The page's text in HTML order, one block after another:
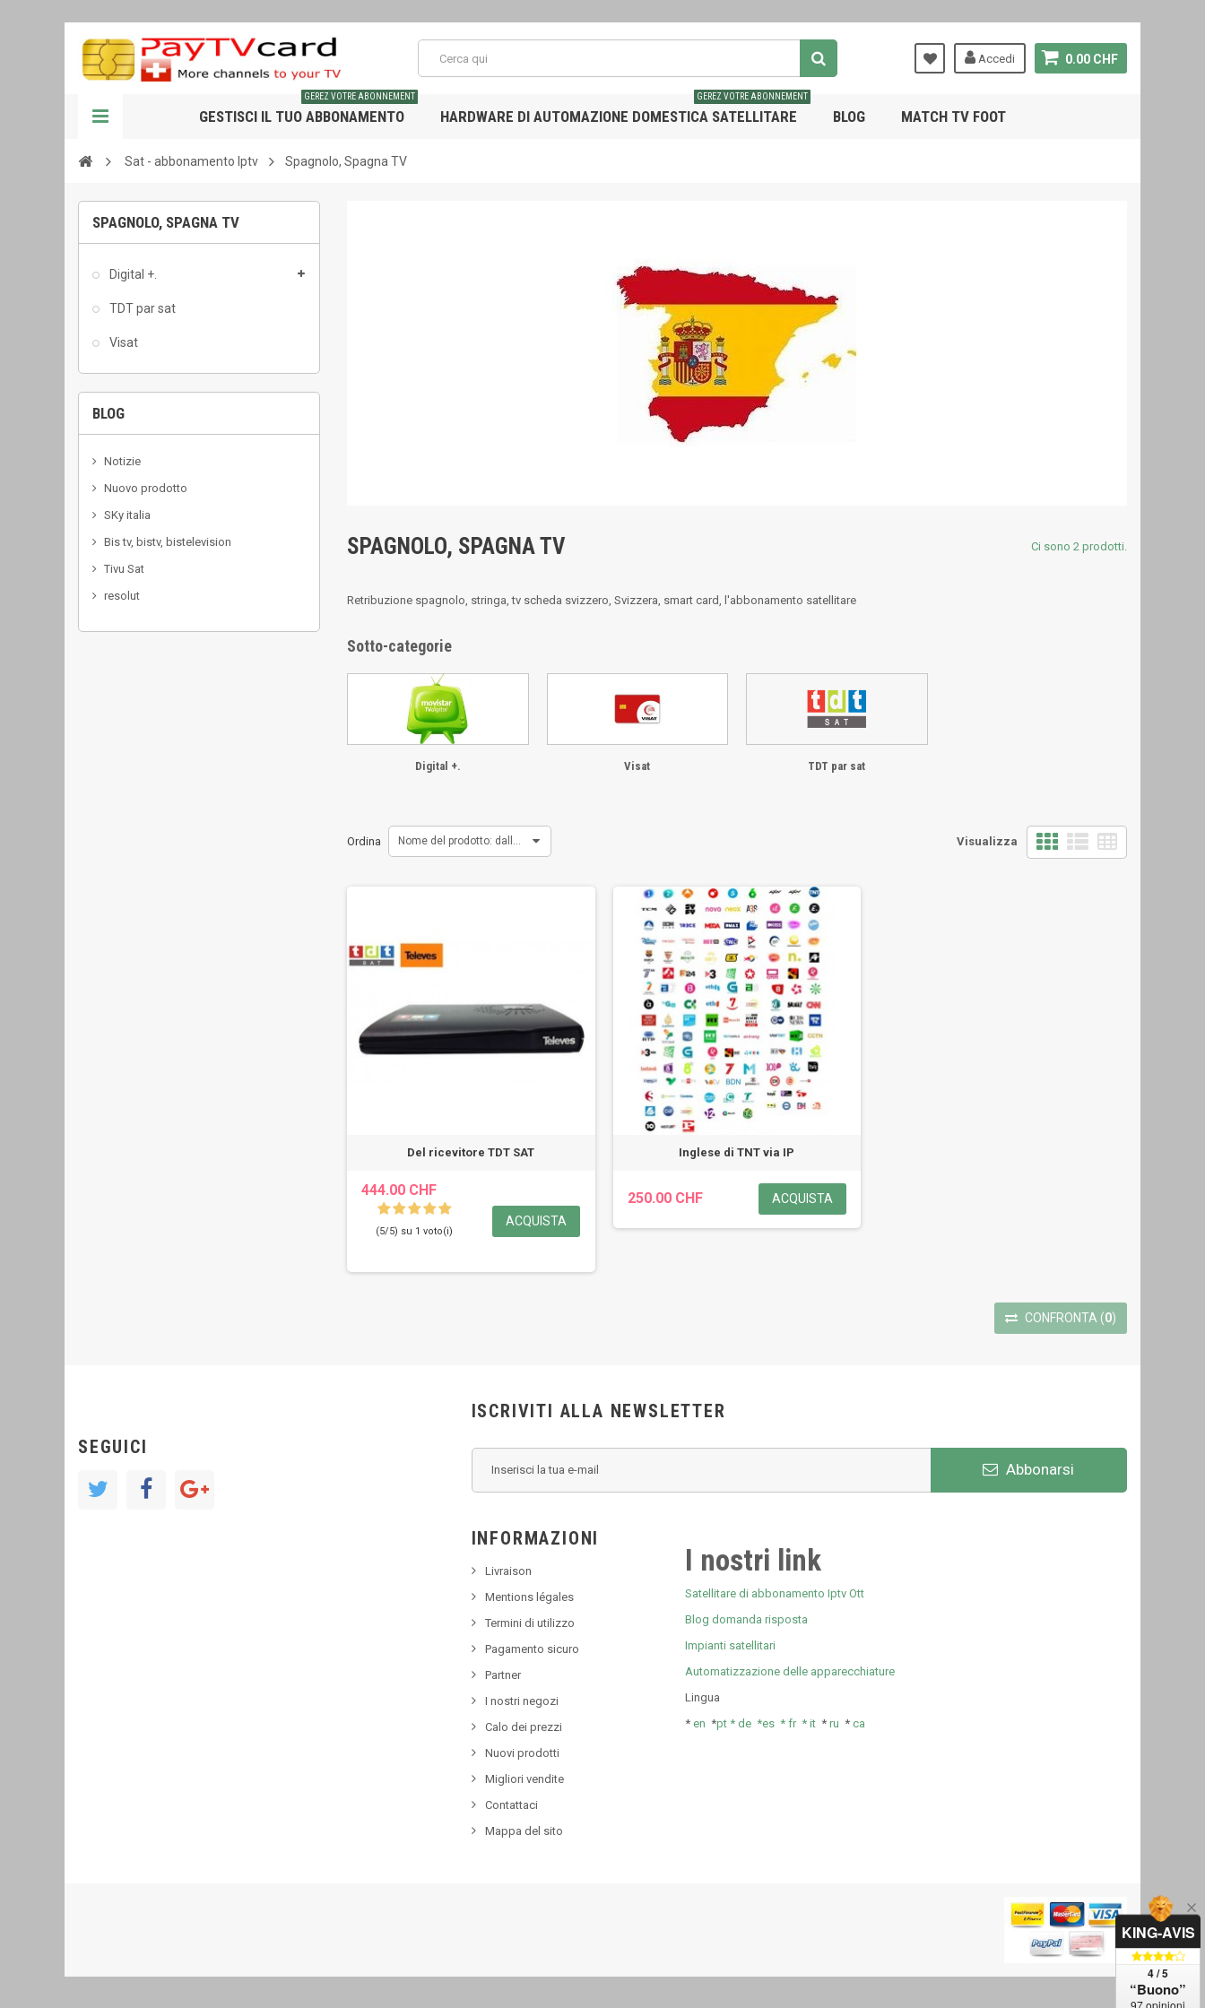
0.00 CHF
Accedi
GESTISCI IL TUO ABBONAMENTO
GEREZ VOTRE ABONNEMENT
HARDWARE DI AUTOMAZIONE DOMESTICA SATELLITARE
GEREZ VOTRE ABONNEMENT
BLOG MATCH TV FOOT
Sat - abbonamento Iptv Spagnolo, Spagna TV
SPAGNOLO, SPAGNA TV
Digital +.
TDT par sat
Visat
BLOG
Notizie
Nuovo prodotto
SKy italia
Bis tv, bistv, bistelevision
Tivu Sat
resolut
SPAGNOLO, SPAGNA TV Ci sono 2 prodotti.
Retribuzione spagnolo, stringa, tv scheda svizzero, Svizzera, smart card, l'abbonamento satellitare
Sotto-categorie
Digital +. Visat TDT par sat
Visualizza
Ordina Nome del prodotto: dalla A alla Z
Del ricevitore TDT SAT
444.00 CHF
(5/5) su 1 voto(i)
ACQUISTA
Inglese di TNT via IP
250.00 CHF ACQUISTA
CONFRONTA (0)
SEGUICI
ISCRIVITI ALLA NEWSLETTER
Abbonarsi
INFORMAZIONI
Livraison
Mentions légales
Termini di utilizzo
Pagamento sicuro
Partner
I nostri negozi
Calo dei prezzi
Nuovi prodotti
Migliori vendite
Contattaci
Mappa del sito
I nostri link
Satellitare di abbonamento Iptv Ott
Blog domanda risposta
Impianti satellitari
Automatizzazione delle apparecchiature
Lingua
*en *pt * de *es *fr*it *ru *ca
KING-AVIS
4 / 5
“Buono”
97 opinioni